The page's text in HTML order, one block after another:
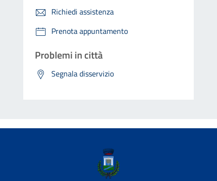
Richiedi assistenza
Prenota appuntamento
Problemi in città
Segnala disservizio